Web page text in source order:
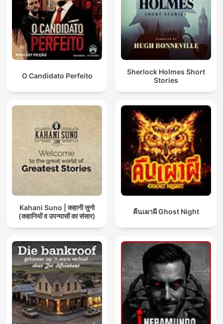
O Candidato Perfeito
Sherlock Holmes Short
Stories
Kahani Suno | कहानी सुनो
(कहानियों व उपन्यासों का संसार)
คืนเผาผี Ghost Night